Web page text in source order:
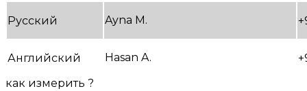
Русский Ayna M.
Английский Hasan A.
как измерить ?